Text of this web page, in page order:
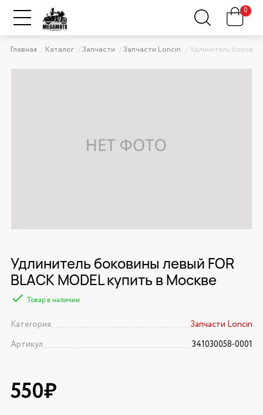
0
Главная Каталог Запчасти Запчасти Loncin Удлинитель
Удлинитель боковины левый FOR
BLACK MODEL купить в Москве
Товар в наличии
Категория
Запчасти Loncin
Артикул
341030058-0001
550₽